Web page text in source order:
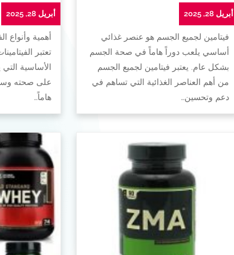
أبريل 28, 2025
فيتامين لجميع الجسم هو عنصر غذائي
أساسي يلعب دوراً هاماً في صحة الجسم
بشكل عام. يعتبر فيتامين لجميع الجسم
من أهم العناصر الغذائية التي تساهم في
دعم وتحسين…
أبريل 28, 2025
أهمية وأنواع
تعتبر
الأساسية
على صحته
هاماً…